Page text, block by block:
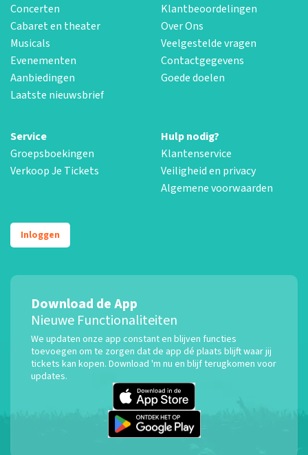
Concerten
Cabaret en theater
Musicals
Evenementen
Aanbiedingen
Laatste nieuwsbrief
Klantbeoordelingen
Over Ons
Veelgestelde vragen
Contactgegevens
Goede doelen
Service
Groepsboekingen
Verkoop Je Tickets
Hulp nodig?
Klantenservice
Veiligheid en privacy
Algemene voorwaarden
Inloggen
Download de App
Nieuwe Functionaliteiten
We updaten onze app constant en blijven functies
toevoegen om te zorgen dat de app dé plaats blijft waar jij
tickets kan kopen. Download 'm nu en blijf terugkomen voor
updates.